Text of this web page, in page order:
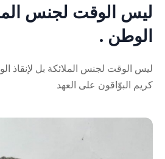
ليس الوقت لجنس
الوطن .
ليس الوقت لجنس الملائكة بل لإنقاذ
كريم البوّاقون على العهد